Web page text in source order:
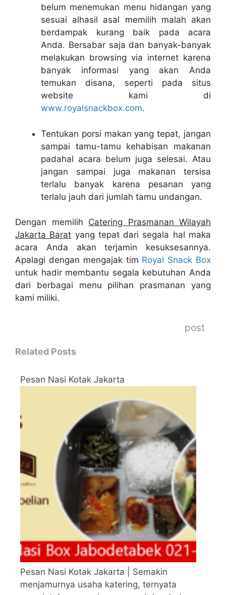
belum menemukan menu hidangan yang
sesuai alhasil asal memilih malah akan
berdampak kurang baik pada acara
Anda. Bersabar saja dan banyak-banyak
melakukan browsing via internet karena
banyak informasi yang akan Anda
temukan disana, seperti pada situs
website kami di
www.royalsnackbox.com.
Tentukan porsi makan yang tepat, jangan
sampai tamu-tamu kehabisan makanan
padahal acara belum juga selesai. Atau
jangan sampai juga makanan tersisa
terlalu banyak karena pesanan yang
terlalu jauh dari jumlah tamu undangan.
Dengan memilih Catering Prasmanan Wilayah
Jakarta Barat yang tepat dari segala hal maka
acara Anda akan terjamin kesuksesannya.
Apalagi dengan mengajak tim Royal Snack Box
untuk hadir membantu segala kebutuhan Anda
dari berbagai menu pilihan prasmanan yang
kami miliki.
post
Related Posts
Pesan Nasi Kotak Jakarta
Pesan Nasi Kotak Jakarta | Semakin
menjamurnya usaha katering, ternyata